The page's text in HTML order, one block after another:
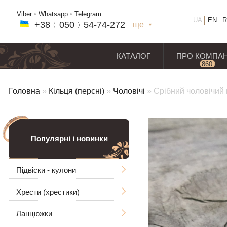
Viber • Whatsapp • Telegram
+38﹙ 050 ﹚54-74-272 ще
+38(068) 97
UA EN
КАТАЛОГ ПРО
860
Головна » Кільця (персні) » Чоловічі » Срібний
Популярні і новинки
Підвіски - кулони
Чоловічі
Великі
Ладанки
Хрести (хрестики)
Без розп'яття
Ланцюжки